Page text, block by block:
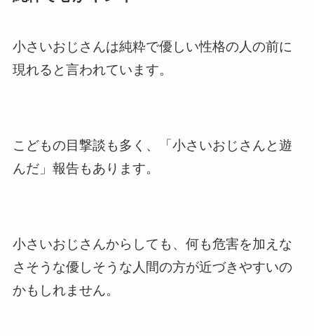
小さいおじさんは純粋で優しい性格の人の前に
現れると言われています。
こどもの目撃談も多く、「小さいおじさんと遊
んだ」報告もあります。
小さいおじさんからしても、何も危害を加えな
さそうな優しそうな人間の方が近づきやすいの
かもしれません。